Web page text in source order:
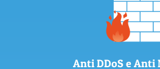
Anti DDoS e Anti